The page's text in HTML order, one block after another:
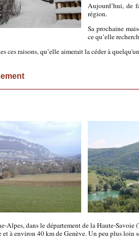
Aujourd’hui, de
région.
Sa prochaine
ce qu’elle
ces raisons, qu’elle aimerait la céder à
Alpes, dans le département de la Haute-
et à environ 40 km de Genève. Un peu plus loin